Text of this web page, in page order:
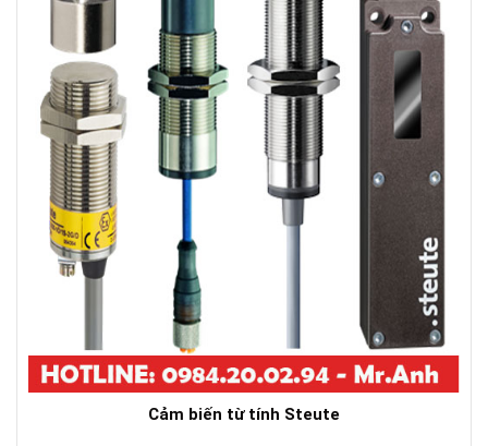
Cảm biến từ tính Steute